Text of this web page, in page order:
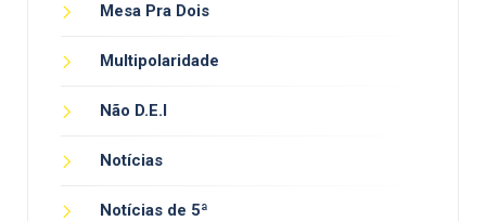
Mesa Pra Dois
Multipolaridade
Não D.E.I
Notícias
Notícias de 5ª